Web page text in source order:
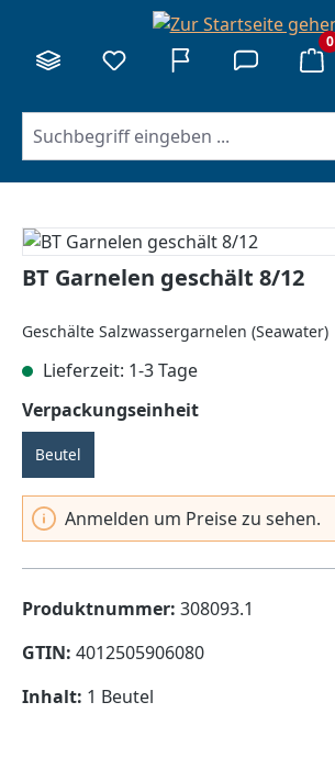
0
Bildergalerie überspringen
BT Garnelen geschält 8/12
Geschälte Salzwassergarnelen (Seawater)
Lieferzeit: 1-3 Tage
Verpackungseinheitauswählen
Beutel
Anmelden um Preise zu sehen.
Produktnummer: 308093.1
GTIN: 4012505906080
Inhalt: 1 Beutel